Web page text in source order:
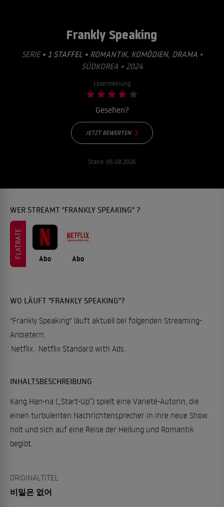
Frankly Speaking
SERIE • 1 STAFFEL • ROMANTIK, KOMÖDIEN, DRAMA •
SÜDKOREA • 2024
Lesermeinung
Gesehen?
JETZT BEWERTEN
Stand: 06.08.2026
WER STREAMT "FRANKLY SPEAKING" ?
FLATRATE Abo Abo
WO LÄUFT "FRANKLY SPEAKING"?
"Frankly Speaking" läuft aktuell bei folgenden Streaming-
Anbietern:
Netflix Netflix Standard with Ads
INHALTSBESCHREIBUNG
Kang Han-na („Start-Up“) spielt eine Varieté-Autorin, die
einen turbulenten Nachrichtensprecher in ihre neue Show
holt und sich auf eine Reise der Heilung und Romantik
begibt.
ORIGINALTITEL
비밀은 없어